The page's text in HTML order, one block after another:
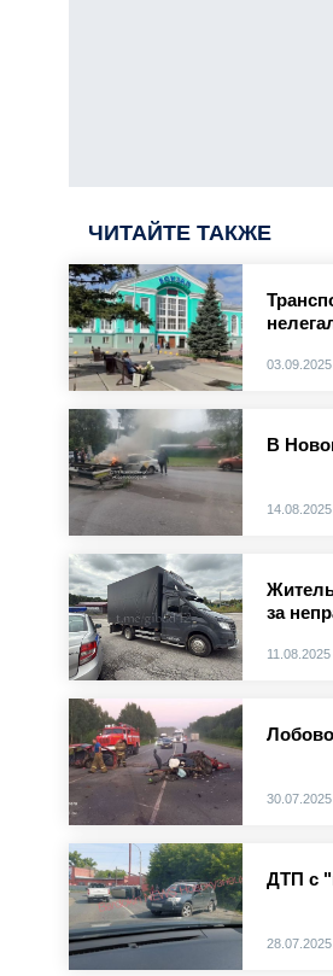
ЧИТАЙТЕ ТАКЖЕ
В
за
ДТП с